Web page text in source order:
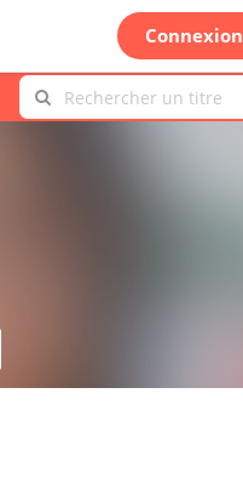
Connexion